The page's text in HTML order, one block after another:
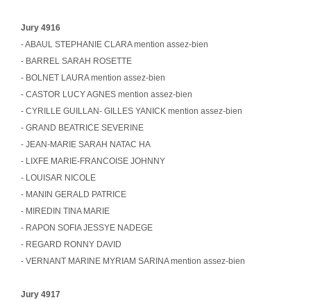
Jury 4916
- ABAUL STEPHANIE CLARA mention assez-bien
- BARREL SARAH ROSETTE
- BOLNET LAURA mention assez-bien
- CASTOR LUCY AGNES mention assez-bien
- CYRILLE GUILLAN- GILLES YANICK mention assez-bien
- GRAND BEATRICE SEVERINE
- JEAN-MARIE SARAH NATAC HA
- LIXFE MARIE-FRANCOISE JOHNNY
- LOUISAR NICOLE
- MANIN GERALD PATRICE
- MIREDIN TINA MARIE
- RAPON SOFIA JESSYE NADEGE
- REGARD RONNY DAVID
- VERNANT MARINE MYRIAM SARINA mention assez-bien
Jury 4917